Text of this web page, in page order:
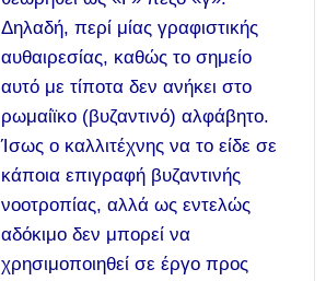
Δηλαδή, περί μίας γραφιστικής
αυθαιρεσίας, καθώς το σημείο
αυτό με τίποτα δεν ανήκει στο
ρωμαίϊκο (βυζαντινό) αλφάβητο.
Ίσως ο καλλιτέχνης να το είδε σε
κάποια επιγραφή βυζαντινής
νοοτροπίας, αλλά ως εντελώς
αδόκιμο δεν μπορεί να
χρησιμοποιηθεί σε έργο προς